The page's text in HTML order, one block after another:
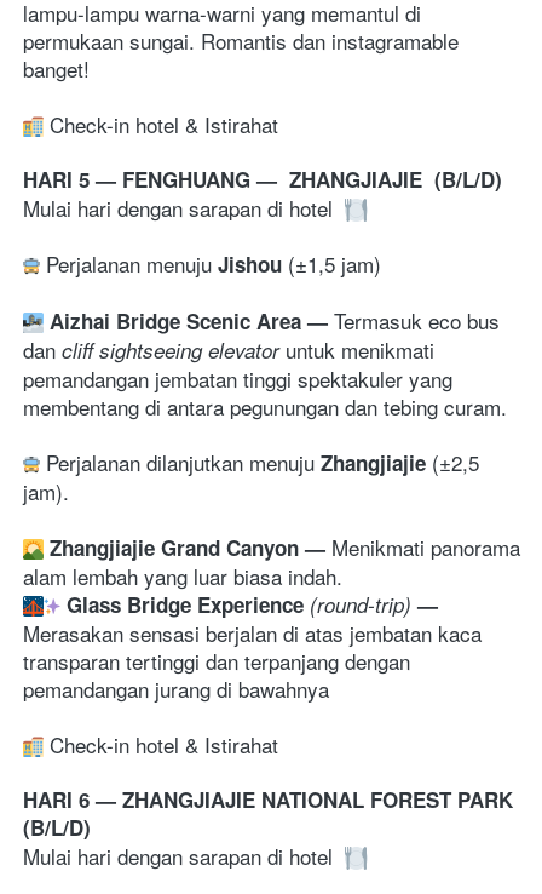
lampu-lampu warna-warni yang memantul di
permukaan sungai. Romantis dan instagramable
banget!
Check-in hotel & Istirahat
HARI 5 — FENGHUANG —  ZHANGJIAJIE  (B/L/D)
Mulai hari dengan sarapan di hotel
Perjalanan menuju Jishou (±1,5 jam)
Aizhai Bridge Scenic Area — Termasuk eco bus
dan cliff sightseeing elevator untuk menikmati
pemandangan jembatan tinggi spektakuler yang
membentang di antara pegunungan dan tebing curam.
Perjalanan dilanjutkan menuju Zhangjiajie (±2,5
jam).
Zhangjiajie Grand Canyon — Menikmati panorama
alam lembah yang luar biasa indah.
Glass Bridge Experience (round-trip)
Merasakan sensasi berjalan di atas jembatan kaca
transparan tertinggi dan terpanjang dengan
pemandangan jurang di bawahnya
Check-in hotel & Istirahat
HARI 6 — ZHANGJIAJIE NATIONAL FOREST PARK
(B/L/D)
Mulai hari dengan sarapan di hotel